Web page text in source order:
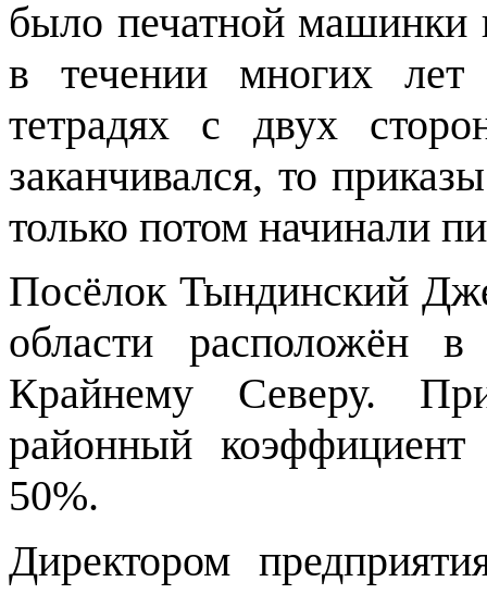
было печатной машинки
в течении многих
тетрадях с двух
заканчивался, то
только потом начинали
Посёлок Тындинский
области расположён
Крайнему Северу.
районный
50%.
Директором